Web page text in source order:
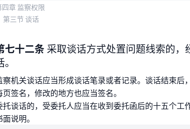
四章 监察权限
第三节 谈话
七十二条 采取谈话方式处置问题线索的
察机关谈话应当形成谈话笔录或者记录。谈话结束
页签名，修改的地方也应当签名。
托谈话的，受委托人应当在收到委托函后的十五个
面说明。